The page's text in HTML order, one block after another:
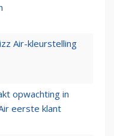
Air-kleurstelling
opwachting in
eerste klant